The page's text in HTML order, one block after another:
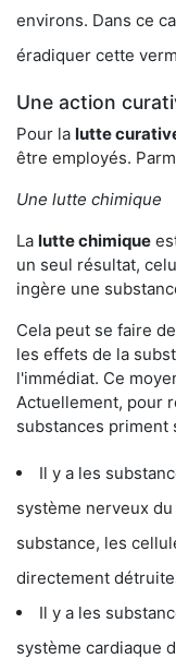
environs. Dans ce
éradiquer cette
Une action
Pour la lutte
être employés.
Une lutte chimique
La lutte chimique
un seul résultat,
ingère une
Cela peut se faire
les effets de la
l'immédiat. Ce
Actuellement, pour
substances priment
Il y a les
système nerveux
substance, les
directement
Il y a les
système cardiaque